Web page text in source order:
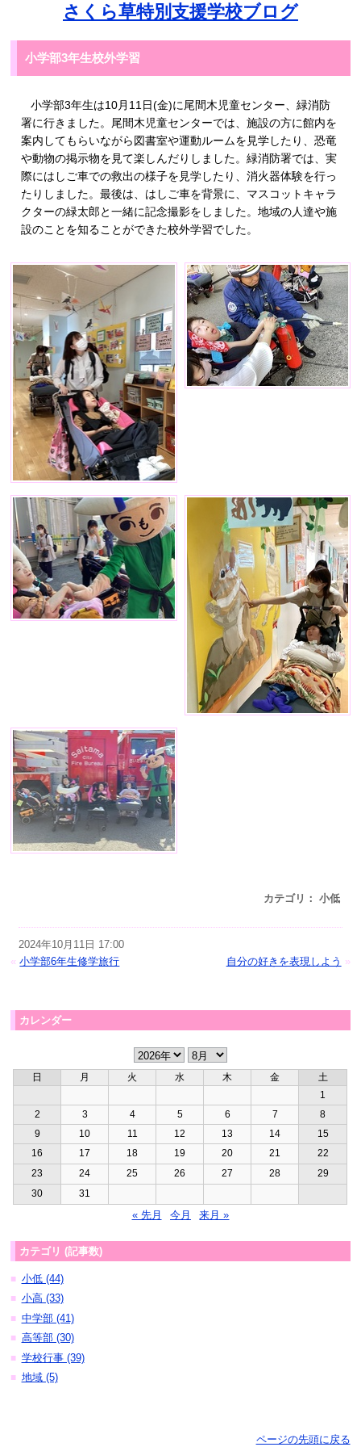
さくら草特別支援学校ブログ
小学部3年生校外学習
カテゴリ： 小低
小学部3年生は10月11日(金)に尾間木児童センター、緑消防
署に行きました。尾間木児童センターでは、施設の方に館内を
案内してもらいながら図書室や運動ルームを見学したり、恐竜
や動物の掲示物を見て楽しんだりしました。緑消防署では、実
際にはしご車での救出の様子を見学したり、消火器体験を行っ
たりしました。最後は、はしご車を背景に、マスコットキャラ
クターの緑太郎と一緒に記念撮影をしました。地域の人達や施
設のことを知ることができた校外学習でした。
2024年10月11日 17:00
« 小学部6年生修学旅行 自分の好きを表現しよう »
カレンダー
日 月 火 水 木 金
土
1
2
3 4 5 6 7
8
9
10 11 12 13 14
15
16
17 18 19 20 21
22
23
24 25 26 27 28
29
30
31
« 先月 今月 来月 »
カテゴリ (記事数)
■ 小低 (44)
■ 小高 (33)
■ 中学部 (41)
■ 高等部 (30)
■ 学校行事 (39)
■ 地域 (5)
ページの先頭に戻る